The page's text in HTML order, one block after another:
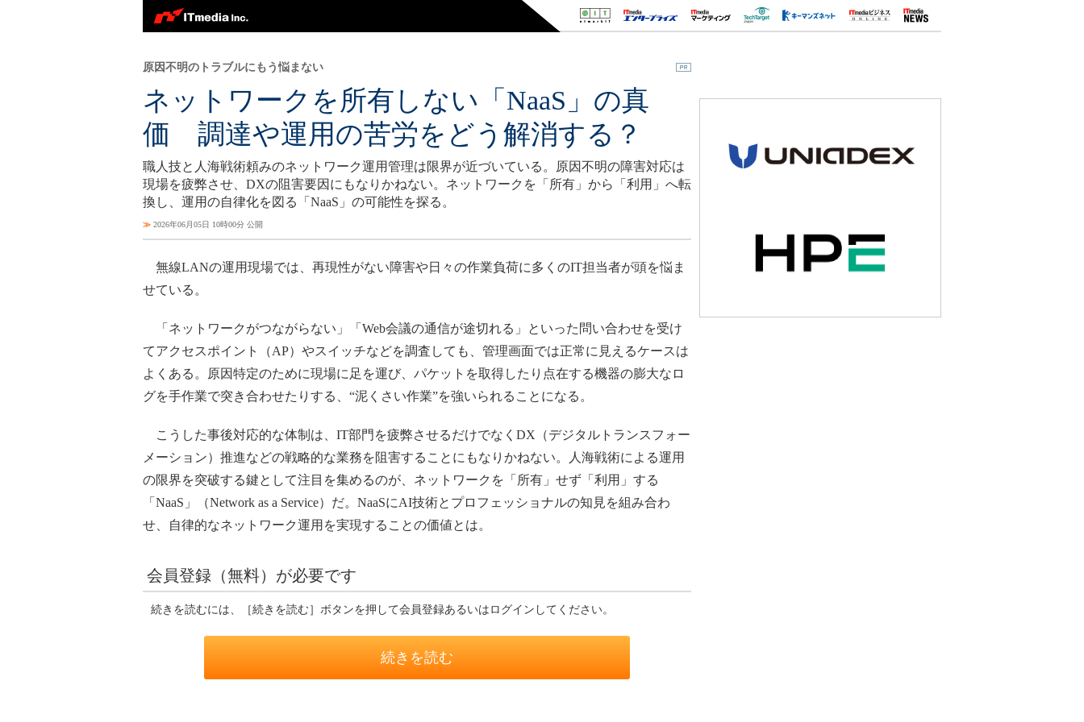
ネットワークを所有しない「NaaS」の真
価 調達や運用の苦労をどう解消する？
原因不明のトラブルにもう悩まない
職人技と人海戦術頼みのネットワーク運用管理は限界が近づいている。原因不明の障害対応は
現場を疲弊させ、DXの阻害要因にもなりかねない。ネットワークを「所有」から「利用」へ転
換し、運用の自律化を図る「NaaS」の可能性を探る。
≫ 2026年06月05日 10時00分 公開
無線LANの運用現場では、再現性がない障害や日々の作業負荷に多くのIT担当者が頭を悩ま
せている。
「ネットワークがつながらない」「Web会議の通信が途切れる」といった問い合わせを受け
てアクセスポイント（AP）やスイッチなどを調査しても、管理画面では正常に見えるケースは
よくある。原因特定のために現場に足を運び、パケットを取得したり点在する機器の膨大なロ
グを手作業で突き合わせたりする、“泥くさい作業”を強いられることになる。
こうした事後対応的な体制は、IT部門を疲弊させるだけでなくDX（デジタルトランスフォー
メーション）推進などの戦略的な業務を阻害することにもなりかねない。人海戦術による運用
の限界を突破する鍵として注目を集めるのが、ネットワークを「所有」せず「利用」する
「NaaS」（Network as a Service）だ。NaaSにAI技術とプロフェッショナルの知見を組み合わ
せ、自律的なネットワーク運用を実現することの価値とは。
会員登録（無料）が必要です
続きを読むには、［続きを読む］ボタンを押して会員登録あるいはログインしてください。
続きを読む